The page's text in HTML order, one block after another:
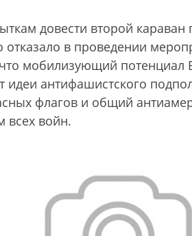
довести второй
отказало в проведении
мобилизующий потенциал
антифашистского
флагов и общий
всех войн.